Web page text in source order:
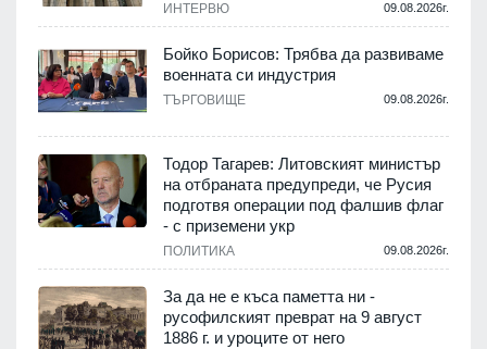
ИНТЕРВЮ 09.08.2026г.
Бойко Борисов: Трябва да развиваме
военната си индустрия
ТЪРГОВИЩЕ 09.08.2026г.
Тодор Тагарев: Литовският министър
на отбраната предупреди, че Русия
подготвя операции под фалшив флаг
- с приземени укр
ПОЛИТИКА 09.08.2026г.
За да не е къса паметта ни -
русофилският преврат на 9 август
1886 г. и уроците от него